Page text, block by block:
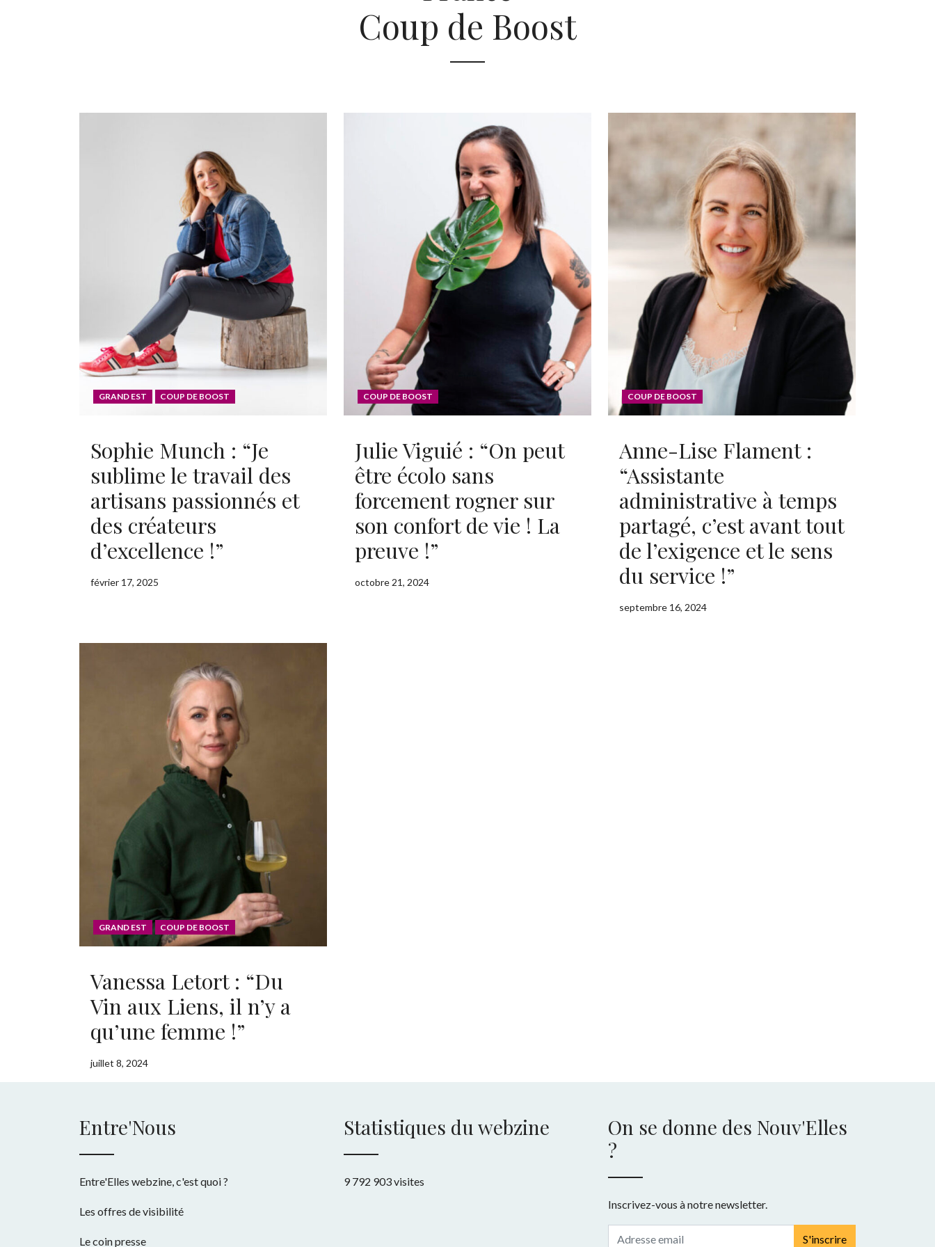
ADOPTE TON RÉSEAU
Envie d’en savoir plus sur les réseaux ? Télécharge GRATUITEMENT notre guide
Prénom *
Nom*
Email
Coup de Boost
GRAND EST COUP DE BOOST
Sophie Munch : “Je
sublime le travail des
artisans passionnés et
des créateurs
d’excellence !”
février 17, 2025
COUP DE BOOST
Julie Viguié : “On peut
être écolo sans
forcement rogner sur
son confort de vie ! La
preuve !”
octobre 21, 2024
COUP DE BOOST
Anne-Lise Flament :
“Assistante
administrative à temps
partagé, c’est avant tout
de l’exigence et le sens
du service !”
septembre 16, 2024
GRAND EST COUP DE BOOST
Vanessa Letort : “Du
Vin aux Liens, il n’y a
qu’une femme !”
juillet 8, 2024
Entre'Nous
Entre'Elles webzine, c'est quoi ?
Les offres de visibilité
Le coin presse
Statistiques du webzine
9 792 903 visites
On se donne des Nouv'Elles
?
Inscrivez-vous à notre newsletter.
S'inscrire